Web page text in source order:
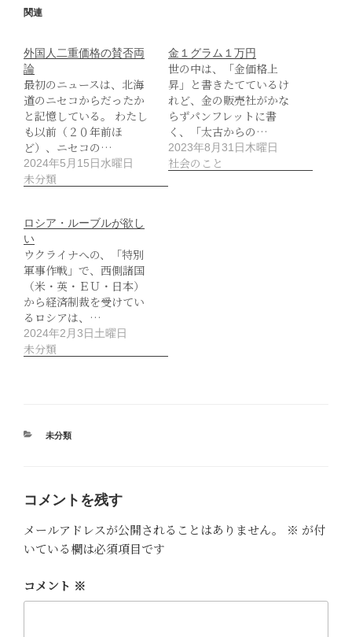
関連
外国人二重価格の賛否両
論
最初のニュースは、北海
道のニセコからだったか
と記憶している。 わたし
も以前（２０年前ほ
ど）、ニセコの…
2024年5月15日水曜日
未分類
金１グラム１万円
世の中は、「金価格上
昇」と書きたてているけ
れど、金の販売社がかな
らずパンフレットに書
く、「太古からの…
2023年8月31日木曜日
社会のこと
ロシア・ルーブルが欲し
い
ウクライナへの、「特別
軍事作戦」で、西側諸国
（米・英・ＥＵ・日本）
から経済制裁を受けてい
るロシアは、…
2024年2月3日土曜日
未分類
カ
未分類
コメントを残す
メールアドレスが公開されることはありません。 ※ が付
いている欄は必須項目です
コメント ※